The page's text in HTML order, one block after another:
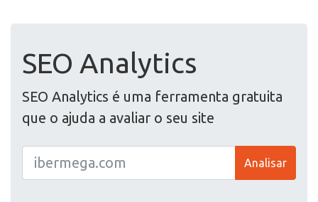
SEO Analytics
SEO Analytics é uma ferramenta gratuita
que o ajuda a avaliar o seu site
Analisar